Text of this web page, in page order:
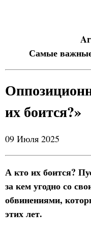
Самые
их боится?»
09 Июля 2025
А кто их боится?
за кем угодно со
обвинениями,
этих лет.